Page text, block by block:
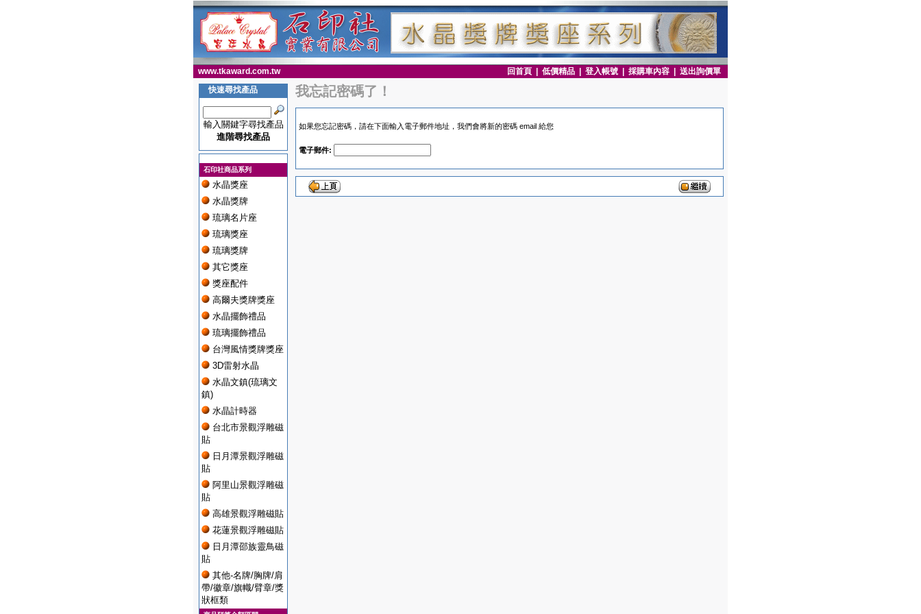
www.tkaward.com.tw 回首頁 低價精品 登入帳號 採購車內容
送出詢價單
快速尋找產品
輸入關鍵字尋找產品
進階尋找產品
石印社商品系列
水晶獎座
水晶獎牌
琉璃名片座
琉璃獎座
琉璃獎牌
其它獎座
獎座配件
高爾夫獎牌獎座
水晶擺飾禮品
琉璃擺飾禮品
台灣風情獎牌獎座
3D雷射水晶
水晶文鎮(琉璃文
鎮)
水晶計時器
台北市景觀浮雕磁
貼
日月潭景觀浮雕磁
貼
阿里山景觀浮雕磁
貼
高雄景觀浮雕磁貼
花蓮景觀浮雕磁貼
日月潭邵族靈鳥磁
貼
其他-名牌/胸牌/肩
帶/徽章/旗幟/臂章/獎
狀框類
我忘記密碼了！
如果您忘記密碼，請在下面輸入電子郵件地址，我們會將新的密碼 email 給您
電子郵件: